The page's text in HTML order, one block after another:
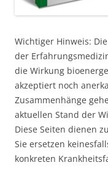
Wichtiger Hinweis:
der
die Wirkung
akzeptiert noch
Zusammenhänge
aktuellen Stand der
Diese Seiten dienen
Sie ersetzen
konkreten